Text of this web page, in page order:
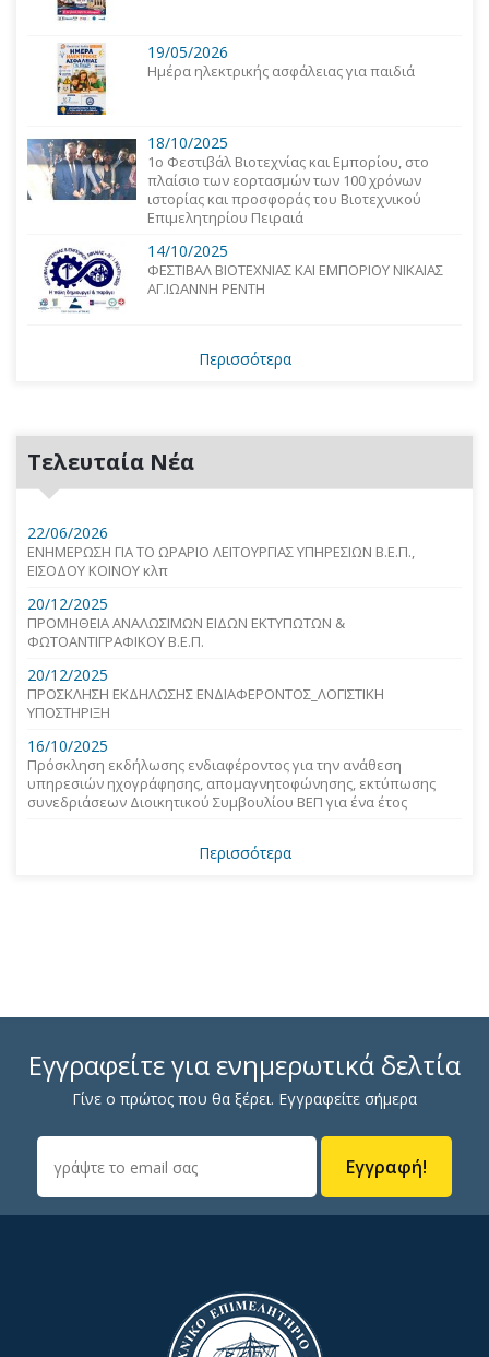
19/05/2026
Ημέρα ηλεκτρικής ασφάλειας για παιδιά
18/10/2025
1o Φεστιβάλ Βιοτεχνίας και Εμπορίου, στο
πλαίσιο των εορτασμών των 100 χρόνων
ιστορίας και προσφοράς του Βιοτεχνικού
Επιμελητηρίου Πειραιά
14/10/2025
ΦΕΣΤΙΒΑΛ ΒΙΟΤΕΧΝΙΑΣ ΚΑΙ ΕΜΠΟΡΙΟΥ ΝΙΚΑΙΑΣ
ΑΓ.ΙΩΑΝΝΗ ΡΕΝΤΗ
Περισσότερα
Τελευταία Νέα
22/06/2026
ΕΝΗΜΕΡΩΣΗ ΓΙΑ ΤΟ ΩΡΑΡΙΟ ΛΕΙΤΟΥΡΓΙΑΣ ΥΠΗΡΕΣΙΩΝ Β.Ε.Π.,
ΕΙΣΟΔΟΥ ΚΟΙΝΟΥ κλπ
20/12/2025
ΠΡΟΜΗΘΕΙΑ ΑΝΑΛΩΣΙΜΩΝ ΕΙΔΩΝ ΕΚΤΥΠΩΤΩΝ &
ΦΩΤΟΑΝΤΙΓΡΑΦΙΚΟΥ Β.Ε.Π.
20/12/2025
ΠΡΟΣΚΛΗΣΗ ΕΚΔΗΛΩΣΗΣ ΕΝΔΙΑΦΕΡΟΝΤΟΣ_ΛΟΓΙΣΤΙΚΗ
ΥΠΟΣΤΗΡΙΞΗ
16/10/2025
Πρόσκληση εκδήλωσης ενδιαφέροντος για την ανάθεση
υπηρεσιών ηχογράφησης, απομαγνητοφώνησης, εκτύπωσης
συνεδριάσεων Διοικητικού Συμβουλίου ΒΕΠ για ένα έτος
Περισσότερα
Εγγραφείτε για ενημερωτικά δελτία
Γίνε ο πρώτος που θα ξέρει. Εγγραφείτε σήμερα
Εγγραφή!